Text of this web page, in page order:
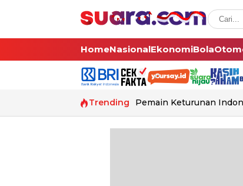
HomeNasionalEkonomiBola
Trending Pemain Keturunan